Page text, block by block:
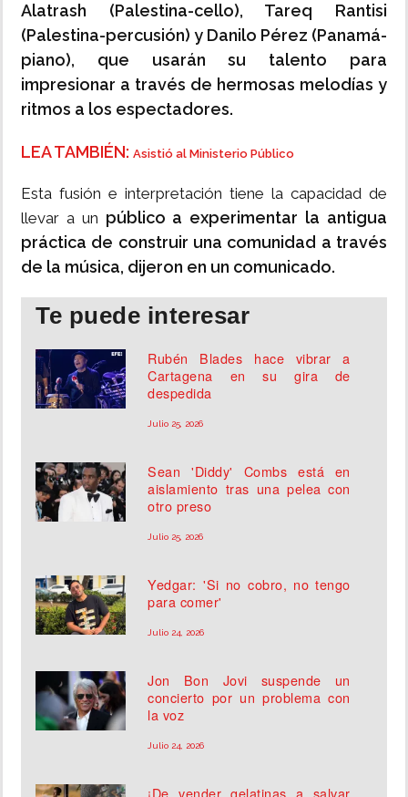
Alatrash (Palestina-cello), Tareq Rantisi
(Palestina-percusión) y Danilo Pérez (Panamá-
piano), que usarán su talento para
impresionar a través de hermosas melodías y
ritmos a los espectadores.
LEA TAMBIÉN: Asistió al Ministerio Público
Esta fusión e interpretación tiene la capacidad de
llevar a un público a experimentar la antigua
práctica de construir una comunidad a través
de la música, dijeron en un comunicado.
Te puede interesar
Rubén Blades hace vibrar a
Cartagena en su gira de
despedida
Julio 25, 2026
Sean 'Diddy' Combs está en
aislamiento tras una pelea con
otro preso
Julio 25, 2026
Yedgar: 'Si no cobro, no tengo
para comer'
Julio 24, 2026
Jon Bon Jovi suspende un
concierto por un problema con
la voz
Julio 24, 2026
¡De vender gelatinas a salvar